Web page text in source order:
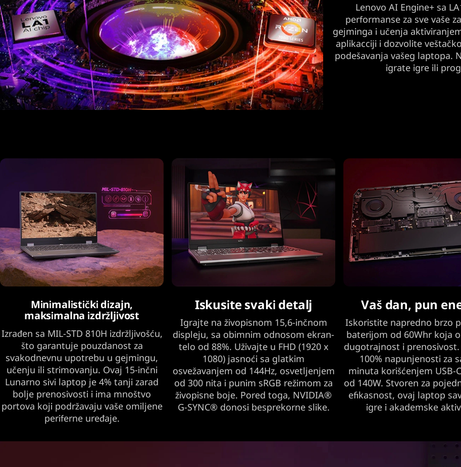
Lenovo AI Engine+ sa
performanse za sve vaše
gejminga i učenja
aplikacciji i dozvolite
podešavanja vašeg laptopa.
igrate igre ili
Minimalistički dizajn,
maksimalna izdržljivost
Izrađen sa MIL-STD 810H izdržljivošću,
što garantuje pouzdanost za
svakodnevnu upotrebu u gejmingu,
učenju ili strimovanju. Ovaj 15-inčni
Lunarno sivi laptop je 4% tanji zarad
bolje prenosivosti i ima mnoštvo
portova koji podržavaju vaše omiljene
periferne uređaje.
Iskusite svaki detalj
Igrajte na živopisnom 15,6-inčnom
displeju, sa obimnim odnosom ekran-
telo od 88%. Uživajte u FHD (1920 x
1080) jasnoći sa glatkim
osvežavanjem od 144Hz, osvetljenjem
od 300 nita i punim sRGB režimom za
živopisne boje. Pored toga, NVIDIA®
G-SYNC® donosi besprekorne slike.
Vaš dan, pun
Iskoristite napredno brzo
baterijom od 60Whr koja
dugotrajnost i prenosivost.
100% napunjenosti za
minuta korišćenjem USB-
od 140W. Stvoren za
efikasnost, ovaj laptop
igre i akademske